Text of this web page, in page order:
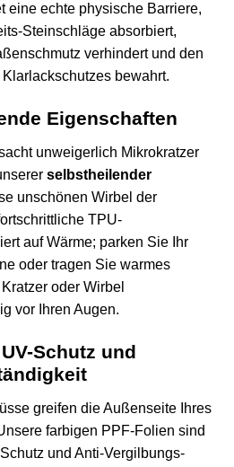
eine echte physische Barriere,
Steinschläge absorbiert,
verhindert und den
bewahrt.
Eigenschaften
unweigerlich Mikrokratzer
selbstheilender
unschönen Wirbel der
TPU-
auf Wärme; parken Sie Ihr
oder tragen Sie warmes
oder Wirbel
vor Ihren Augen.
Schutz und
greifen die Außenseite Ihres
farbigen PPF-Folien sind
und Anti-Vergilbungs-